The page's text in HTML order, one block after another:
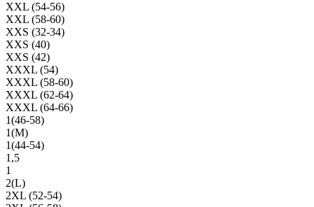
XXL (54-56)
XXL (58-60)
XXS (32-34)
XXS (40)
XXS (42)
XXXL (54)
XXXL (58-60)
XXXL (62-64)
XXXL (64-66)
1(46-58)
1(М)
1(44-54)
1,5
1
2(L)
2XL (52-54)